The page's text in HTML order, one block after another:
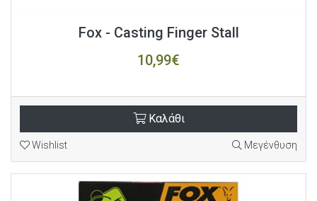
Fox - Casting Finger Stall
10,99€
Καλάθι
Wishlist Μεγένθυση